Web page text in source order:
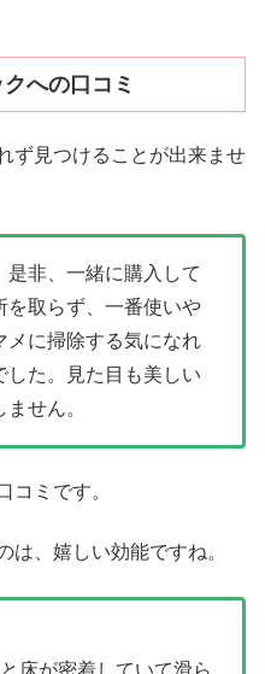
への口コミ
ず見つけることが出来ませ
是非、一緒に購入して
を取らず、一番使いや
メに掃除する気になれ
した。見た目も美しい
せん。
コミです。
は、嬉しい効能ですね。
床が密着していて滑ら